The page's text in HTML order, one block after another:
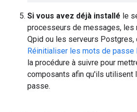
Si vous avez déjà installé le
processeurs de messages, les
Qpid ou les serveurs Postgres,
Réinitialiser les mots de passe
la procédure à suivre pour
composants afin qu'ils utilisent
passe.